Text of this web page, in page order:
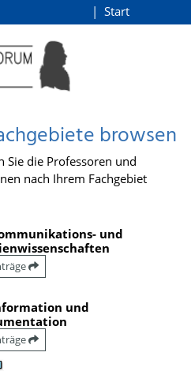
Start
browsen
Sie die Professoren und
nach Ihrem Fachgebiet
und
und